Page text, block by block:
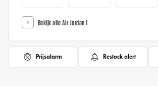
Bekijk alle Air Jordan 1
Prijsalarm Restock alert